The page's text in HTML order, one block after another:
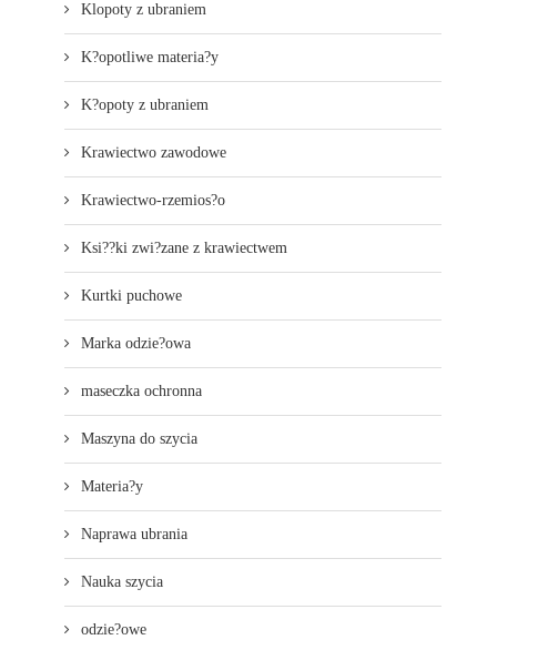
Klopoty z ubraniem
K?opotliwe materia?y
K?opoty z ubraniem
Krawiectwo zawodowe
Krawiectwo-rzemios?o
Ksi??ki zwi?zane z krawiectwem
Kurtki puchowe
Marka odzie?owa
maseczka ochronna
Maszyna do szycia
Materia?y
Naprawa ubrania
Nauka szycia
odzie?owe